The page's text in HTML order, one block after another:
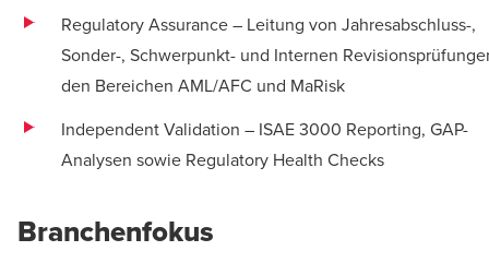
Regulatory Assurance – Leitung von Jahresabschluss-,
Sonder-, Schwerpunkt- und Internen
den Bereichen AML/AFC und MaRisk
Independent Validation – ISAE 3000 Reporting, GAP-
Analysen sowie Regulatory Health Checks
Branchenfokus